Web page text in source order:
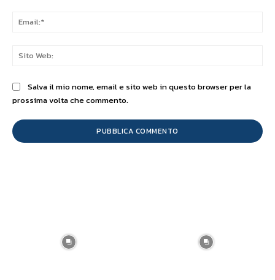
Salva il mio nome, email e sito web in questo browser per la
prossima volta che commento.